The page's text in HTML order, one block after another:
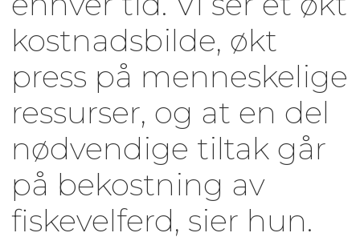
kostnadsbilde, økt
press på menneskelige
ressurser, og at en del
nødvendige tiltak går
på bekostning av
fiskevelferd, sier hun.